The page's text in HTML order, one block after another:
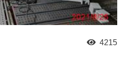
4215